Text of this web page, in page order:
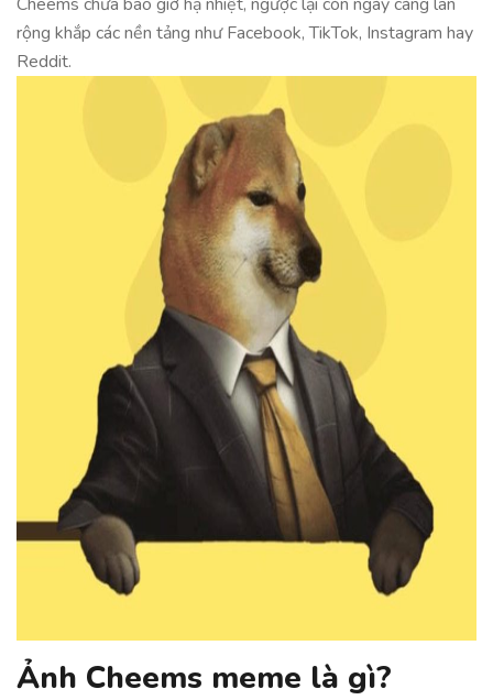
rộng khắp các nền tảng như Facebook, TikTok, Instagram hay
Reddit.
Ảnh Cheems meme là gì?